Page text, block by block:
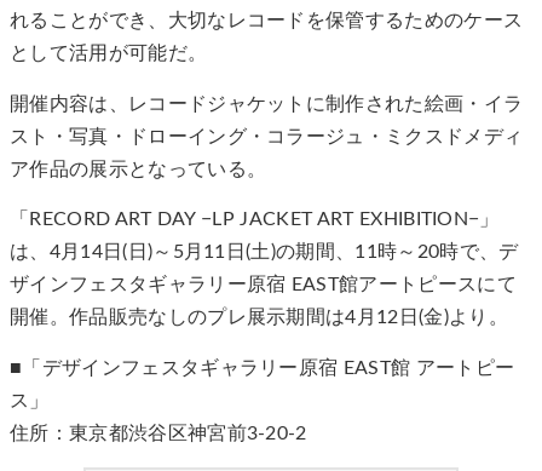
れることができ、大切なレコードを保管するためのケース
として活用が可能だ。
開催内容は、レコードジャケットに制作された絵画・イラ
スト・写真・ドローイング・コラージュ・ミクスドメディ
ア作品の展示となっている。
「RECORD ART DAY −LP JACKET ART EXHIBITION−」
は、4月14日(日)～5月11日(土)の期間、11時～20時で、デ
ザインフェスタギャラリー原宿 EAST館アートピースにて
開催。作品販売なしのプレ展示期間は4月12日(金)より。
■「デザインフェスタギャラリー原宿 EAST館 アートピー
ス」
住所：東京都渋谷区神宮前3-20-2